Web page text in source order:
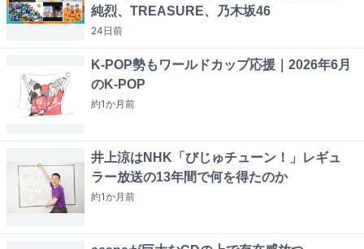
純烈、TREASURE、乃木坂46
24日前
K-POP勢もワールドカップ応援｜2026年6月
のK-POP
約1か月前
井上涼はNHK「びじゅチューン！」レギュ
ラー放送の13年間で何を得たのか
約1か月前